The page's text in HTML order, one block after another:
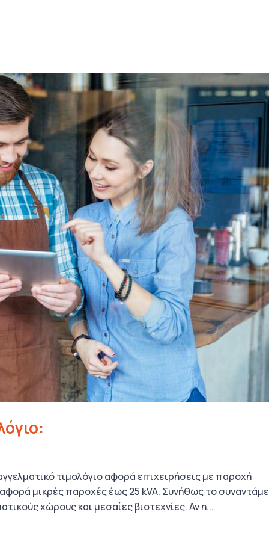
τιμολόγιο αφορά επιχειρήσεις με παροχή
μικρές παροχές έως 25 kVA. Συνήθως το
χώρους και μεσαίες βιοτεχνίες. Αν η...